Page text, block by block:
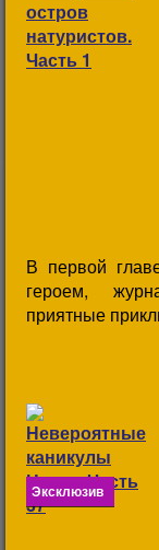
В первой
героем,
приятные
Эксклюзив